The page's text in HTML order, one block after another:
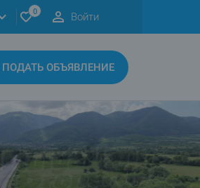
0 Войти
ПОДАТЬ ОБЪЯВЛЕНИЕ